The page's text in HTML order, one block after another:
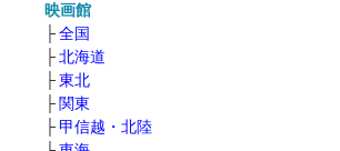
映画館
全国
北海道
東北
関東
甲信越・北陸